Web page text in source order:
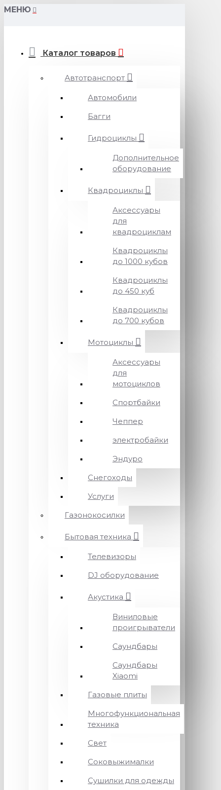
МЕНЮ
Каталог товаров
Автотранспорт
Автомобили
Багги
Гидроциклы
Дополнительное
оборудование
Квадроциклы
Аксессуары
для
квадроциклам
Квадроциклы
до 1000 кубов
Квадроциклы
до 450 куб
Квадроциклы
до 700 кубов
Мотоциклы
Аксессуары
для
мотоциклов
Спортбайки
Чеппер
электробайки
Эндуро
Снегоходы
Услуги
Газонокосилки
Бытовая техника
Телевизоры
DJ оборудование
Акустика
Виниловые
проигрыватели
Саундбары
Саундбары
Xiaomi
Газовые плиты
Многофункциональная
техника
Свет
Соковыжималки
Сушилки для одежды